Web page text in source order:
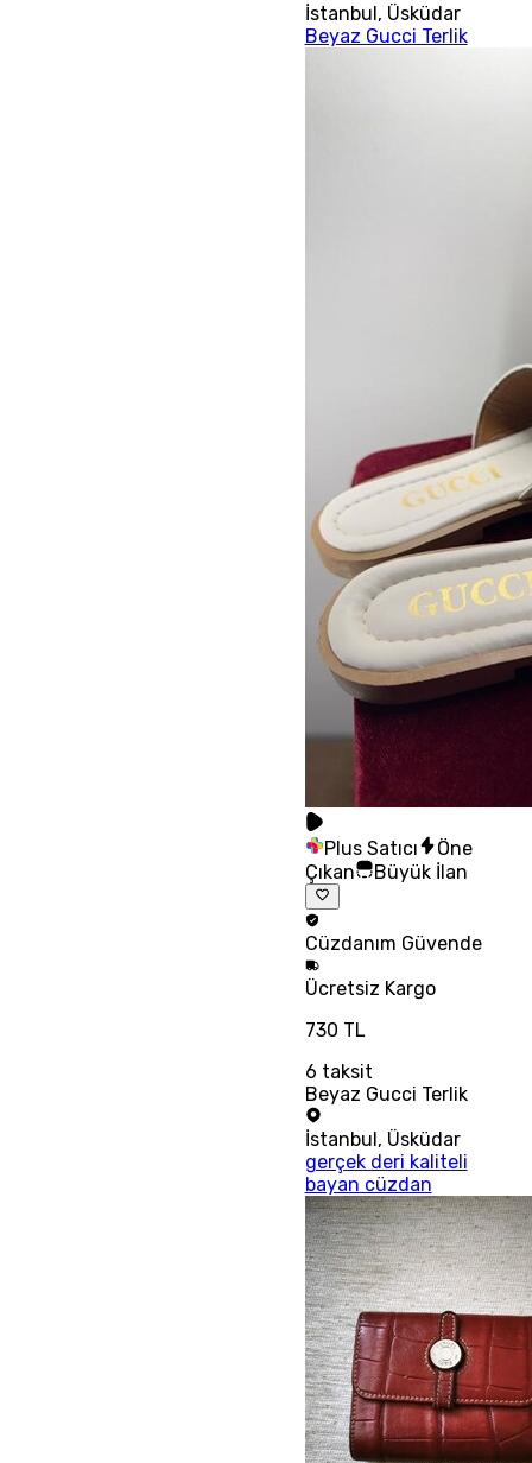
İstanbul, Üsküdar
Beyaz Gucci Terlik
Plus Satıcı
Öne
Çıkan
Büyük İlan
Cüzdanım Güvende
Ücretsiz Kargo
730 TL
6 taksit
Beyaz Gucci Terlik
İstanbul , Üsküdar
gerçek deri kaliteli
bayan cüzdan